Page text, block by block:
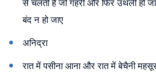
से चलती है जो गहरी और फिर उथली हो
बंद न हो जाए
अनिद्रा
रात में पसीना आना और रात में बेचैनी